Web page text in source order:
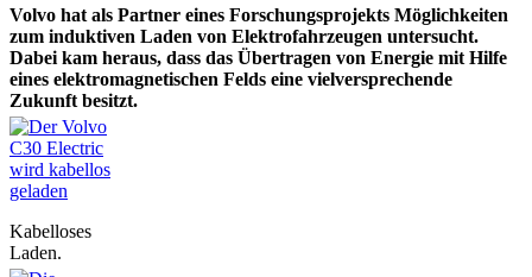
Volvo hat als Partner eines Forschungsprojekts Möglichkeiten
zum induktiven Laden von Elektrofahrzeugen untersucht.
Dabei kam heraus, dass das Übertragen von Energie mit Hilfe
eines elektromagnetischen Felds eine vielversprechende
Zukunft besitzt.
Kabelloses
Laden.